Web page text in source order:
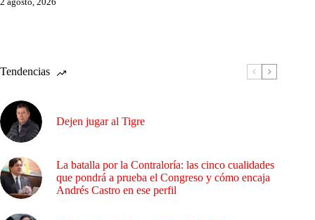
Tendencias
Dejen jugar al Tigre
La batalla por la Contraloría: las cinco cualidades
que pondrá a prueba el Congreso y cómo encaja
Andrés Castro en ese perfil